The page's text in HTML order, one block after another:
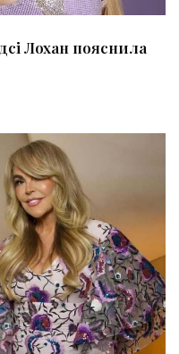
Лохан пояснила